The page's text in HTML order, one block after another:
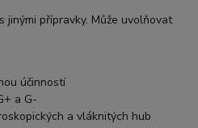
jinými přípravky. Může uvolňovat
účinností
a G-
a vláknitých hub